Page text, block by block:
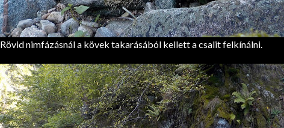
Rövid nimfázásnál a kövek takarásából kellett a csalit felkínálni.